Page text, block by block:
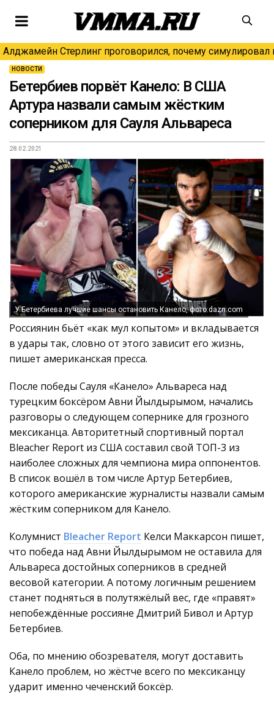
Алджамейн Стерлинг проговорился, почему симулировал
НОВОСТИ
Бетербиев порвёт Канело: В США
Артура назвали самым жёстким
соперником для Сауля Альвареса
28.02.2021
У Бетербиева лучшие шансы остановить Канело, фото:dazn.com
Россиянин бьёт «как мул копытом» и вкладывается
в удары так, словно от этого зависит его жизнь,
пишет американская пресса.
После победы Сауля «Канело» Альвареса над
турецким боксёром Авни Йылдырымом, начались
разговоры о следующем сопернике для грозного
мексиканца. Авторитетный спортивный портал
Bleacher Report из США составил свой ТОП-3 из
наиболее сложных для чемпиона мира оппонентов.
В список вошёл в том числе Артур Бетербиев,
которого американские журналисты назвали самым
жёстким соперником для Канело.
Колумнист Bleacher Report Келси Маккарсон пишет,
что победа над Авни Йылдырымом не оставила для
Альвареса достойных соперников в средней
весовой категории. А потому логичным решением
станет подняться в полутяжёлый вес, где «правят»
непобеждённые россияне Дмитрий Бивол и Артур
Бетербиев.
Оба, по мнению обозревателя, могут доставить
Канело проблем, но жёстче всего по мексиканцу
ударит именно чеченский боксёр.